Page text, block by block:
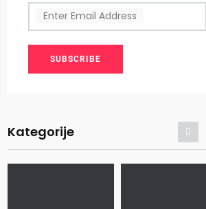
Enter Email Address
SUBSCRIBE
Kategorije